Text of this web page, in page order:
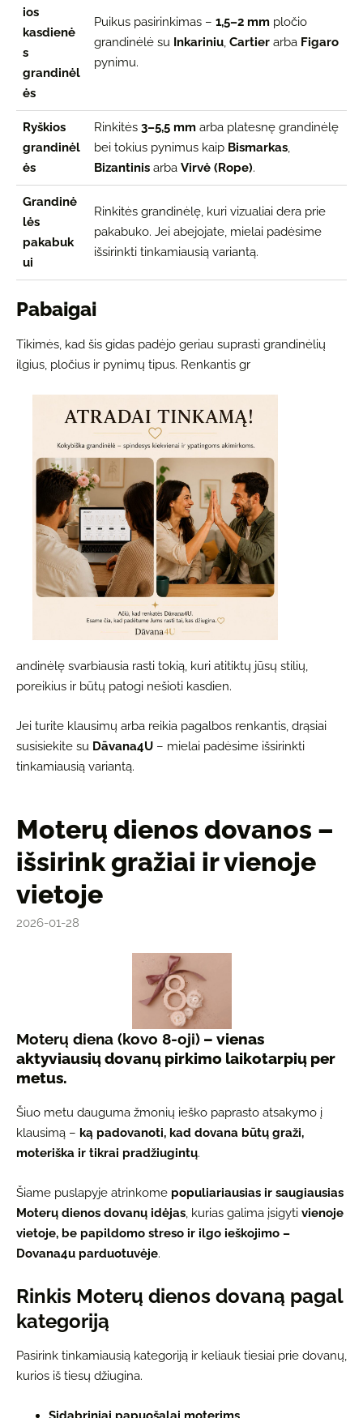
ios
kasdienė
s
grandinėl
ės
Puikus pasirinkimas –1,5–2 mm pločio
grandinėlė su Inkariniu,Cartier arba Figaro
pynimu.
Ryškios
grandinėl
ės
Rinkitės3–5,5 mm arba platesnę grandinėlę
bei tokius pynimus kaip Bismarkas,
Bizantinis arbaVirvė (Rope).
Grandinė
lės
pakabuk
ui
Rinkitės grandinėlę, kuri vizualiai dera prie
pakabuko. Jei abejojate, mielai padėsime
išsirinkti tinkamiausią variantą.
Pabaigai
Tikimės, kad šis gidas padėjo geriau suprasti grandinėlių
ilgius, pločius ir pynimų tipus. Renkantis gr
andinėlę svarbiausia rasti tokią, kuri atitiktų jūsų stilių,
poreikius ir būtų patogi nešioti kasdien.
Jei turite klausimų arba reikia pagalbos renkantis, drąsiai
susisiekite su Dāvana4U – mielai padėsime išsirinkti
tinkamiausią variantą.
Moterų dienos dovanos –
išsirink gražiai ir vienoje
vietoje
2026-01-28
Moterų diena (kovo 8-oji) – vienas
aktyviausių dovanų pirkimo laikotarpių per
metus.
Šiuo metu dauguma žmonių ieško paprasto atsakymo į
klausimą – ką padovanoti, kad dovana būtų graži,
moteriška ir tikrai pradžiugintų.
Šiame puslapyje atrinkome populiariausias ir saugiausias
Moterų dienos dovanų idėjas , kurias galima įsigyti vienoje
vietoje, be papildomo streso ir ilgo ieškojimo –
Dovana4u parduotuvėje.
Rinkis Moterų dienos dovaną pagal
kategoriją
Pasirink tinkamiausią kategoriją ir keliauk tiesiai prie dovanų,
kurios iš tiesų džiugina.